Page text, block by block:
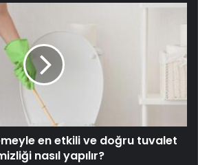
en etkili ve doğru tuvalet
nasıl yapılır?